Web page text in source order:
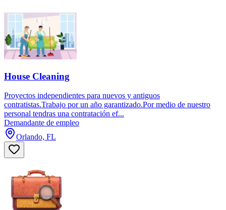
House Cleaning
Proyectos independientes para nuevos y antiguos
contratistas.Trabajo por un año garantizado.Por medio de nuestro
personal tendras una contratación ef...
Demandante de empleo
Orlando, FL